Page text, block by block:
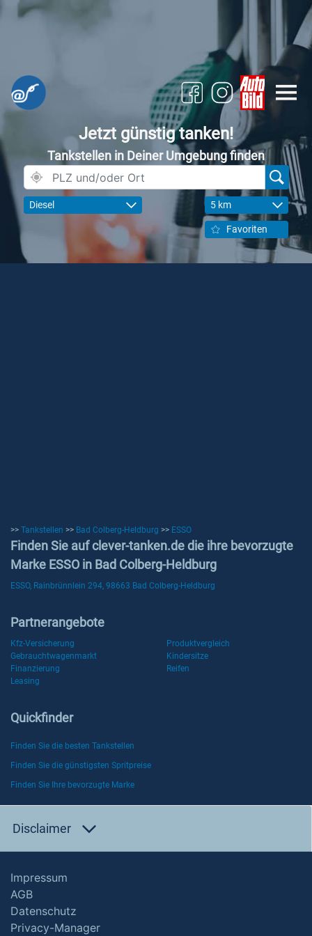
Jetzt günstig tanken!
Tankstellen in Deiner Umgebung finden
Diesel 5 km
Favoriten
>> Tankstellen >> Bad Colberg-Heldburg >> ESSO
Finden Sie auf clever-tanken.de die ihre bevorzugte
Marke ESSO in Bad Colberg-Heldburg
ESSO, Rainbrünnlein 294, 98663 Bad Colberg-Heldburg
Partnerangebote
Kfz-Versicherung
Produktvergleich
Gebrauchtwagenmarkt
Kindersitze
Finanzierung
Reifen
Leasing
Quickfinder
Finden Sie die besten Tankstellen
Finden Sie die günstigsten Spritpreise
Finden Sie Ihre bevorzugte Marke
Disclaimer
Impressum
AGB
Datenschutz
Privacy-Manager